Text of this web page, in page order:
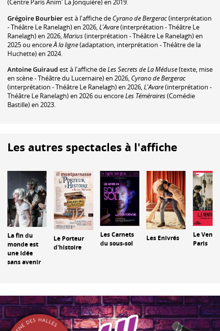
(Centre Paris Anim' La Jonquière) en 2019.
Grégoire Bourbierest à l'affiche de Cyrano de Bergerac(interprétation
- Théâtre Le Ranelagh) en 2026,L'Avare(interprétation - Théâtre Le
Ranelagh) en 2026,Marius(interprétation - Théâtre Le Ranelagh) en
2025 ou encoreÀ la ligne(adaptation, interprétation - Théâtre de la
Huchette) en 2024.
Antoine Guiraud est à l'affiche deLes Secrets de La Méduse(texte, mise
en scène - Théâtre du Lucernaire) en 2026, Cyrano de Bergerac
(interprétation - Théâtre Le Ranelagh) en 2026,L'Avare(interprétation -
Théâtre Le Ranelagh) en 2026 ou encoreLes Téméraires(Comédie
Bastille) en 2023.
Les autres spectacles à l'affiche
La fin du
monde est
une idée
sans avenir
Le Porteur
d'histoire
Les Carnets
du sous-sol
Les Enivrés
Le
Paris